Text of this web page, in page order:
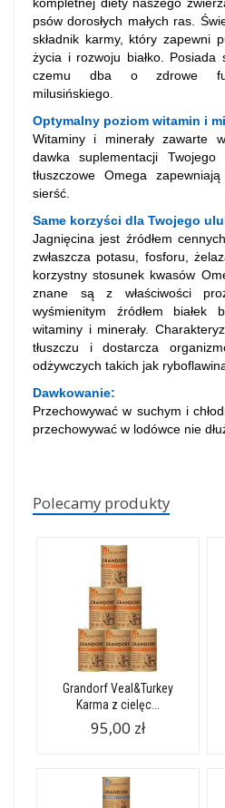
psów dorosłych małych ras.
składnik karmy, który zapewni
życia i rozwoju białko. Posiada
czemu dba o zdrowe
milusińskiego.
Optymalny poziom witamin i
Witaminy i minerały zawarte
dawka suplementacji
tłuszczowe Omega
sierść.
Same korzyści dla Twojego
Jagnięcina jest źródłem
zwłaszcza potasu, fosforu,
korzystny stosunek kwasów
znane są z właściwości
wyśmienitym źródłem białek
witaminy i minerały.
tłuszczu i dostarcza
odżywczych takich jak
Dawkowanie:
Przechowywać w suchym i
przechowywać w lodówce nie
Polecamy produkty
Grandorf Veal&Turkey
Karma z cielęc...
95,00 zł